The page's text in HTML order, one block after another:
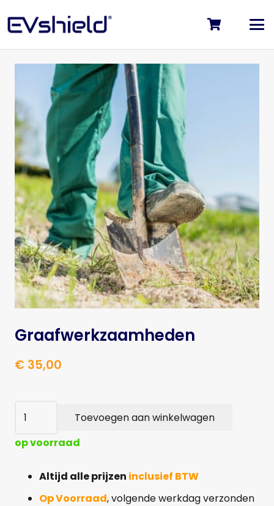
Graafwerkzaamheden
€ 35,00
aantal
Toevoegen aan winkelwagen
op voorraad
Altijd alle prijzen inclusief BTW
Op Voorraad, volgende werkdag verzonden